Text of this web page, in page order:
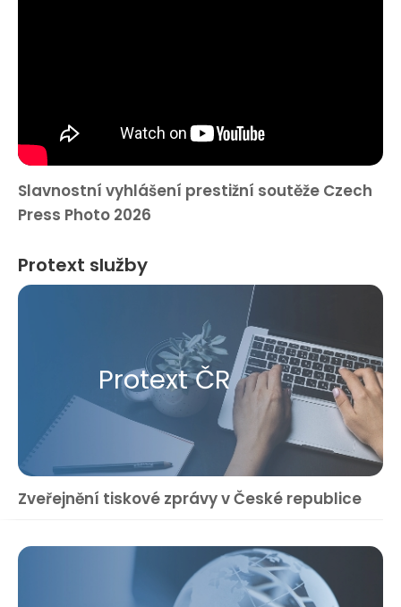
Slavnostní vyhlášení prestižní soutěže Czech
Press Photo 2026
Protext služby
Protext ČR
Zveřejnění tiskové zprávy v České republice